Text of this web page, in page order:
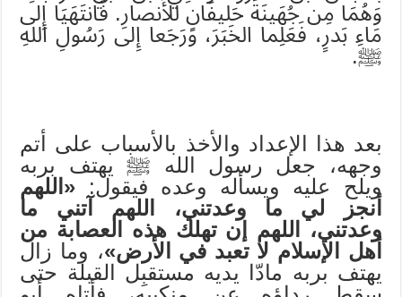
وَهُمَا مِن جُهَينَةَ حَليفَانِ للأَنصارِ. فَانتَهَيَا إِلى
مَاءِ بَدرٍ، فَعَلِما الخَبَرَ، وَرَجَعا إِلى رَسُولِ اللهِ
ﷺ.
بعد هذا الإعداد والأخذ بالأسباب على أتم
وجهه، جعل رسول الله ﷺ يهتف بربه
ويلح عليه ويسأله وعده فيقول: «اللهم
أنجز لي ما وعدتني، اللهم آتني ما
وعدتني، اللهم إن تهلك هذه العصابة من
أهل الإسلام لا تعبد في الأرض»، وما زال
يهتف بربه مادّا يديه مستقبِل القبلة حتى